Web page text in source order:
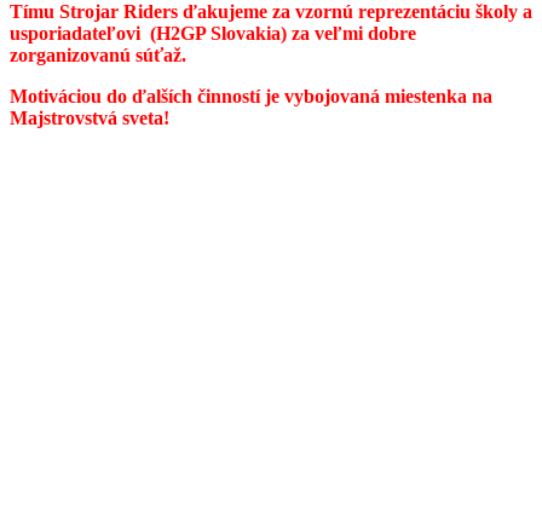
Tímu Strojar Riders ďakujeme za vzornú reprezentáciu školy a
usporiadateľovi (H2GP Slovakia) za veľmi dobre
zorganizovanú súťaž.
Motiváciou do ďalších činností je vybojovaná miestenka na
Majstrovstvá sveta!